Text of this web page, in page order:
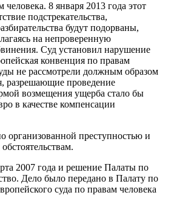
8 января 2013 года этот
подстрекательства,
будут подорваны,
на непроверенную
Суд установил нарушение
конвенция по правам
не рассмотрели должным образом
разрешающие проведение
возмещения ущерба стало бы
в качестве компенсации
организованной преступностью и
2007 года и решение Палаты по
Дело было передано в Палату по
суда по правам человека